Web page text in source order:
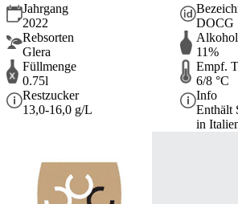
Jahrgang
2022
DOCG
Rebsorten
Glera
11%
Füllmenge
0.75l
Empf.
6/8 °C
Restzucker
13,0-16,0 g/L
Info
Enthält
in